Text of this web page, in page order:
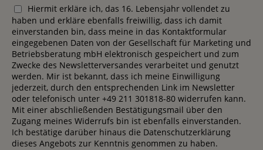
Hiermit erkläre ich, das 16. Lebensjahr vollendet zu
haben und erkläre ebenfalls freiwillig, dass ich damit
einverstanden bin, dass meine in das Kontaktformular
eingegebenen Daten von der Gesellschaft für Marketing und
Betriebsberatung mbH elektronisch gespeichert und zum
Zwecke des Newsletterversandes verarbeitet und genutzt
werden. Mir ist bekannt, dass ich meine Einwilligung
jederzeit, durch den entsprechenden Link im Newsletter
oder telefonisch unter +49 211 301818-80 widerrufen kann.
Mit einer abschließenden Bestätigungsmail über den
Zugang meines Widerrufs bin ist ebenfalls einverstanden.
Ich bestätige darüber hinaus die Datenschutzerklärung
dieses Angebots zur Kenntnis genommen zu haben.